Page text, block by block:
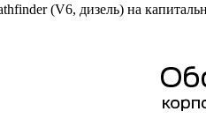
(V6, дизель) на